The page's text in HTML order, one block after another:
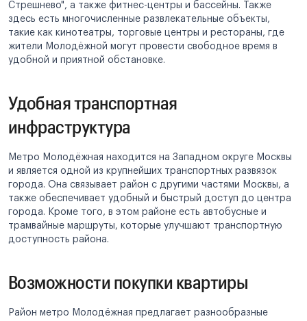
Стрешнево", а также фитнес-центры и бассейны. Также
здесь есть многочисленные развлекательные объекты,
такие как кинотеатры, торговые центры и рестораны, где
жители Молодёжной могут провести свободное время в
удобной и приятной обстановке.
Удобная транспортная
инфраструктура
Метро Молодёжная находится на Западном округе Москвы
и является одной из крупнейших транспортных развязок
города. Она связывает район с другими частями Москвы, а
также обеспечивает удобный и быстрый доступ до центра
города. Кроме того, в этом районе есть автобусные и
трамвайные маршруты, которые улучшают транспортную
доступность района.
Возможности покупки квартиры
Район метро Молодёжная предлагает разнообразные